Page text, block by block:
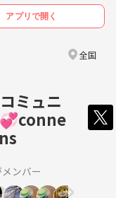
アプリで開く
全国
ミュニ
ンバー